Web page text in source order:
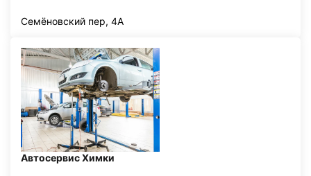
Семёновский пер, 4А
Автосервис Химки